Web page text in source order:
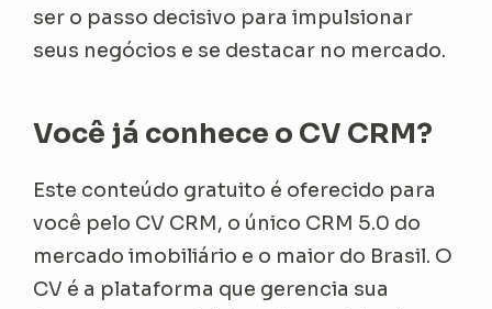
ser o passo decisivo para impulsionar
seus negócios e se destacar no mercado.
Você já conhece o CV CRM?
Este conteúdo gratuito é oferecido para
você pelo CV CRM, o único CRM 5.0 do
mercado imobiliário e o maior do Brasil. O
CV é a plataforma que gerencia sua